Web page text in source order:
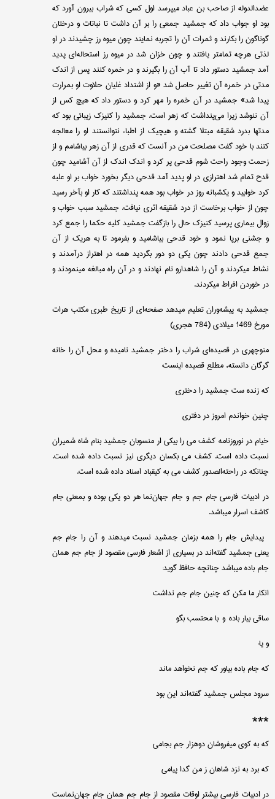
عضدالدوله از صاحب بن عباد میپرسد اول كسی كه شراب بیرون آورد كه
بود او جواب داد كه جمشید جمعی را بر آن داشت تا نباتات و درختان
گوناگون را بكارند و ثمرات آن را تجربه نمایند چون میوه رز چشیدند در او
لذتی هرچه تمامتر یافتند و چون خزان شد در میوه رز استحاله‌ای پدید
آمد جمشید دستور داد تا آب آن را بگیرند و در خمره كنند پس از اندك
مدتی در خمره آن تغییر حاصل شد «و از اشتداد غلیان حلاوت او بمرارت
پیدا شد» جمشید در آن خمره را مهر كرد و دستور داد كه هیچ كس از
آن ننوشد زیرا می‌پنداشت كه زهر است. جمشید را كنیزك زیبائی بود كه
مدتها بدرد شقیقه مبتلا گشته و هیچیك از اطباء نتوانستند او را معالجه
كنند با خود گفت مصلحت من در آنست كه قدری از آن زهر بیاشامم و از
زحمت وجود راحت شوم قدحی پر كرد و اندك اندك از آن آشامید چون
قدح تمام شد اهترازی در او پدید آمد قدحی دیگر بخورد خواب بر او علبه
كرد خوابید و یكشبانه روز در خواب بود همه پنداشتند كه كار او بآخر رسید
چون از خواب برخاست از درد شقیقه اثری نیافت. جمشید سبب خواب و
زوال بیماری پرسید كنیزك حال را بازگفت جمشید كلیه حكما را جمع كرد
و جشنی برپا نمود و خود قدحی بیاشامید و بفرمود تا به هریك از آن
جمع قدحی دادند چون یكی دو دور بگردید همه در اهتراز درآمدند و
نشاط میكردند و آن را شاهدارو نام نهادند و در آن راه مبالغه مینمودند و
در خوردن افراط میكردند.
جمشید به پیشه‌وران تعلیم میدهد صفحه‌ای از تاریخ طبری مكتب هرات
مورخ 1469 میلادی (784 هجری)
منوچهری در قصیده‌ای شراب را دختر جمشید نامیده و محل آن را خانه
گرگان دانسته، مطلع قصیده اینست:
كه زنده ست جمشید را دختری
چنین خواندم امروز در دفتری
خیام در نوروزنامه كشف می را بیكی ار منسوبان جمشید بنام شاه شمیران
نسبت داده است. كشف می بكسان دیگری نیز نسبت داده شده است.
چنانكه در راحته‌الصدور كشف می به كیقباد اسناد داده شده است.
در ادبیات فارسی جام جم و جام جهان‌نما هر دو یكی بوده و بمعنی جام
كاشف اسرار میباشد.
پیدایش جام را همه بزمان جمشید نسبت میدهند و آن را جام جم
یعنی جمشید گفته‌اند در بسیاری از اشعار فارسی مقصود از جام جم همان
جام باده میباشد چنانچه حافظ گوید:
انكار ما مكن كه چنین جام جم نداشت
ساقی بیار باده و با محتسب بگو
و یا:
كه جام باده بیاور كه جم نخواهد ماند
سرود مجلس جمشید گفته‌اند این بود
***
كه به كوی میفروشان دوهزار جم بجامی
كه برد به نزد شاهان ز من گدا پیامی
در ادبیات فارسی بیشتر اوقات مقصود از جام جم همان جام جهان‌نماست